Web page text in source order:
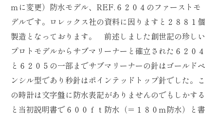
ｍに変更）防水モデル、REF.６２０４のファーストモ
デルです。ロレックス社の資料に因りますと２８８１個
製造となっております。 前述しました創世記の珍しい
プロトモデルからサブマリーナーと確立された６２０４
と６２０５の一部までサブマリーナーの針はゴールドペ
ンシル型であり秒針はポインテッドトップ針でした。こ
の時計は文字盤に防水表記がありませんのでもしかする
と当初説明書で６００ｆｔ防水（＝１８０ｍ防水）と書